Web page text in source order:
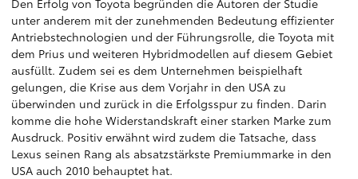
Den Erfolg von Toyota begründen die Autoren der Studie
unter anderem mit der zunehmenden Bedeutung effizienter
Antriebstechnologien und der Führungsrolle, die Toyota mit
dem Prius und weiteren Hybridmodellen auf diesem Gebiet
ausfüllt. Zudem sei es dem Unternehmen beispielhaft
gelungen, die Krise aus dem Vorjahr in den USA zu
überwinden und zurück in die Erfolgsspur zu finden. Darin
komme die hohe Widerstandskraft einer starken Marke zum
Ausdruck. Positiv erwähnt wird zudem die Tatsache, dass
Lexus seinen Rang als absatzstärkste Premiummarke in den
USA auch 2010 behauptet hat.